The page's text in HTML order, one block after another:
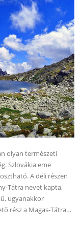
olyan természeti
Szlovákia eme
A déli részen
Tátra nevet kapta,
ugyanakkor
rész a Magas-Tátra…